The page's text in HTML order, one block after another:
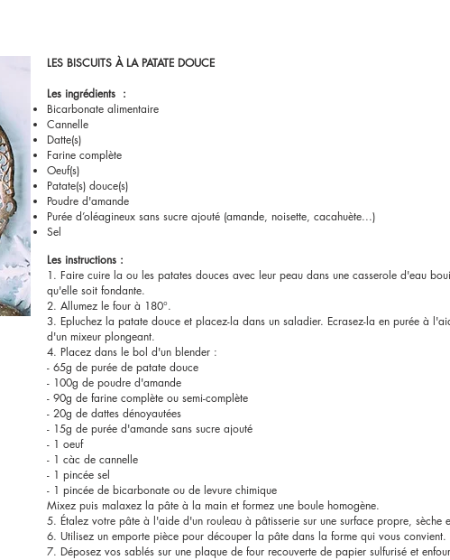
LES BISCUITS À LA PATATE DOUCE
Les ingrédients :
Bicarbonate alimentaire
Cannelle
Datte(s)
Farine complète
Oeuf(s)
Patate(s) douce(s)
Poudre d'amande
Purée d’oléagineux sans sucre ajouté (amande, noisette, cacahuète...)
Sel
Les instructions :
1. Faire cuire la ou les patates douces avec leur peau dans une casserole d'eau
qu'elle soit fondante.
2. Allumez le four à 180°.
3. Epluchez la patate douce et placez-la dans un saladier. Ecrasez-la en purée à
d'un mixeur plongeant.
4. Placez dans le bol d'un blender :
- 65g de purée de patate douce
- 100g de poudre d'amande
- 90g de farine complète ou semi-complète
- 20g de dattes dénoyautées
- 15g de purée d'amande sans sucre ajouté
- 1 oeuf
- 1 càc de cannelle
- 1 pincée sel
- 1 pincée de bicarbonate ou de levure chimique
Mixez puis malaxez la pâte à la main et formez une boule homogène.
5. Étalez votre pâte à l'aide d'un rouleau à pâtisserie sur une surface propre, sèche
6. Utilisez un emporte pièce pour découper la pâte dans la forme qui vous convient.
7. Déposez vos sablés sur une plaque de four recouverte de papier sulfurisé et